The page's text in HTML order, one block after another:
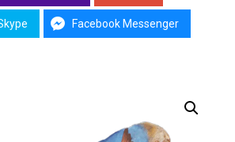
Facebook Messenger